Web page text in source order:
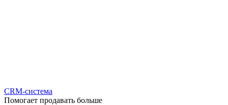
CRM-система
Помогает продавать больше